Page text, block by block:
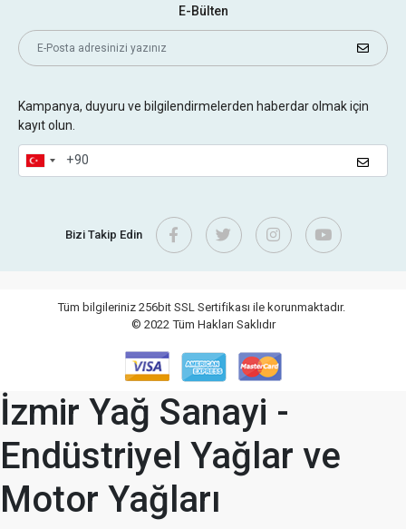
E-Bülten
Kampanya, duyuru ve bilgilendirmelerden haberdar olmak için
kayıt olun.
Bizi Takip Edin
Tüm bilgileriniz 256bit SSL Sertifikası ile korunmaktadır.
© 2022 Tüm Hakları Saklıdır
İzmir Yağ Sanayi -
Endüstriyel Yağlar ve
Motor Yağları